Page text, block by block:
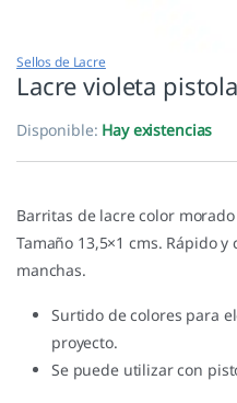
Sellos de Lacre
Lacre violeta pistola
Disponible: Hay existencias
Barritas de lacre color
Tamaño 13,5×1 cms. Rápido
manchas.
Surtido de colores para
proyecto.
Se puede utilizar con